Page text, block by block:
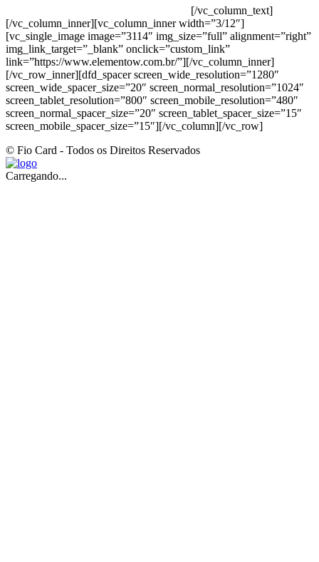
[/vc_column_text]
[/vc_column_inner][vc_column_inner width=”3/12″]
[vc_single_image image=”3114″ img_size=”full” alignment=”right”
img_link_target=”_blank” onclick=”custom_link”
link=”https://www.elementow.com.br/”][/vc_column_inner]
[/vc_row_inner][dfd_spacer screen_wide_resolution=”1280″
screen_wide_spacer_size=”20″ screen_normal_resolution=”1024″
screen_tablet_resolution=”800″ screen_mobile_resolution=”480″
screen_normal_spacer_size=”20″ screen_tablet_spacer_size=”15″
screen_mobile_spacer_size=”15″][/vc_column][/vc_row]
© Fio Card - Todos os Direitos Reservados
Carregando...